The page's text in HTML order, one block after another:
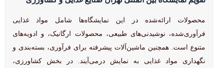
محصولات ارائه‌شده در این نمایشگاه‌ها شامل مواد غذایی
فرآوری‌شده، نوشیدنی‌های طبیعی، محصولات ارگانیک، و ادویه‌های
متنوع است. همچنین ماشین‌آلات پیشرفته برای فرآوری، بسته‌بندی و
نگهداری مواد غذایی به نمایش درمی‌آیند. در بخش کشاورزی،